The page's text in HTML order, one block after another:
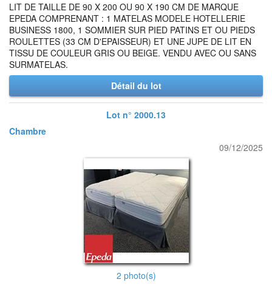
LIT DE TAILLE DE 90 X 200 OU 90 X 190 CM DE MARQUE
EPEDA COMPRENANT : 1 MATELAS MODELE HOTELLERIE
BUSINESS 1800, 1 SOMMIER SUR PIED PATINS ET OU PIEDS
ROULETTES (33 CM D'EPAISSEUR) ET UNE JUPE DE LIT EN
TISSU DE COULEUR GRIS OU BEIGE. VENDU AVEC OU SANS
SURMATELAS.
Détail du lot
Lot n° 2000.13
Chambre
09/12/2025
2 photo(s)